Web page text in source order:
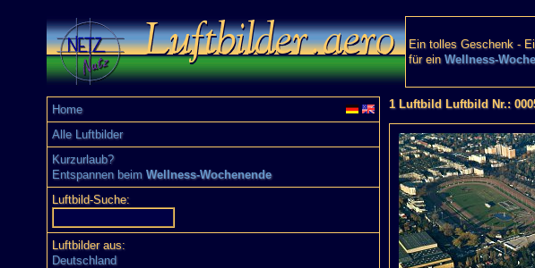
Ein tolles Geschenk -
für ein Wellness-
Home
Alle Luftbilder
Kurzurlaub?
Entspannen beim Wellness-Wochenende
Luftbild-Suche:
Luftbilder aus:
Deutschland
1 Luftbild Luftbild Nr.: